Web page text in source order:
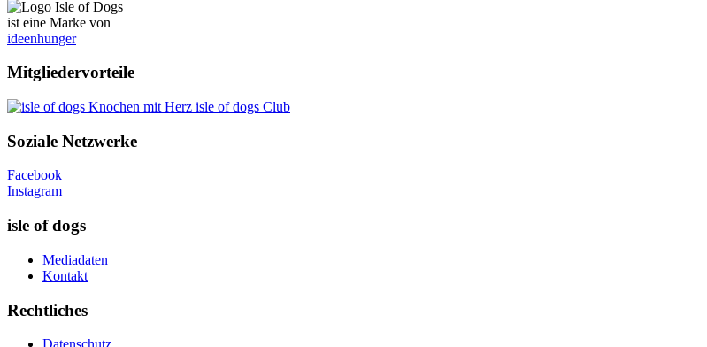
ist eine Marke von
ideenhunger
Mitgliedervorteile
isle of dogs Club
Soziale Netzwerke
Facebook
Instagram
isle of dogs
Mediadaten
Kontakt
Rechtliches